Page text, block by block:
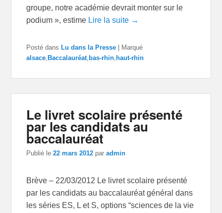
groupe, notre académie devrait monter sur le
podium », estime Lire la suite →
Posté dans Lu dans la Presse | Marqué
alsace ,Baccalauréat bas-rhin haut-rhin
Le livret scolaire présenté
par les candidats au
baccalauréat
Publié le22 mars 2012 paradmin
Brève – 22/03/2012 Le livret scolaire présenté
par les candidats au baccalauréat général dans
les séries ES, L et S, options “sciences de la vie